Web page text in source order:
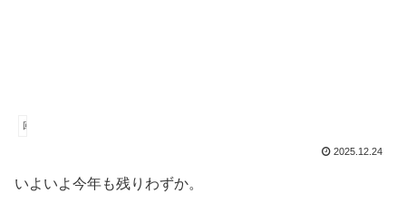
回転寿司
2025.12.24
いよいよ今年も残りわずか。